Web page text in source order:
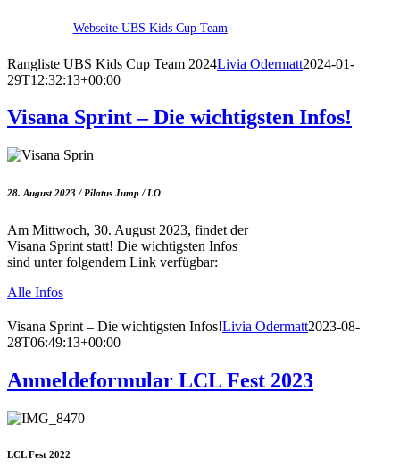
Webseite UBS Kids Cup Team
Rangliste UBS Kids Cup Team 2024Livia Odermatt2024-01-
29T12:32:13+00:00
Visana Sprint – Die wichtigsten Infos!
28. August 2023 / Pilatus Jump / LO
Am Mittwoch, 30. August 2023, findet der
Visana Sprint statt! Die wichtigsten Infos
sind unter folgendem Link verfügbar:
Alle Infos
Visana Sprint – Die wichtigsten Infos!Livia Odermatt2023-08-
28T06:49:13+00:00
Anmeldeformular LCL Fest 2023
LCL Fest 2022